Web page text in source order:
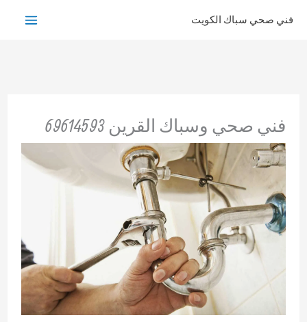
فني صحي سباك الكويت
فني صحي وسباك القرين 69614593